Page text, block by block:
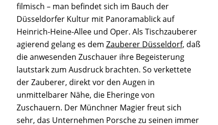
filmisch – man befindet sich im Bauch der
Düsseldorfer Kultur mit Panoramablick auf
Heinrich-Heine-Allee und Oper. Als Tischzauberer
agierend gelang es dem Zauberer Düsseldorf, daß
die anwesenden Zuschauer ihre Begeisterung
lautstark zum Ausdruck brachten. So verkettete
der Zauberer, direkt vor den Augen in
unmittelbarer Nähe, die Eheringe von
Zuschauern. Der Münchner Magier freut sich
sehr, das Unternehmen Porsche zu seinen immer